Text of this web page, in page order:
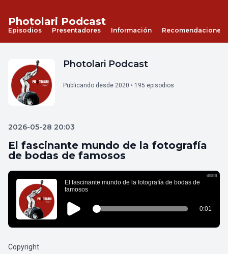
Photolari Podcast
Episodios Presentadores Información Recomendaciones
Photolari Podcast
Publicando desde 2020 • 195 episodios
2026-05-28 20:03
El fascinante mundo de la fotografía
de bodas de famosos
Copyright